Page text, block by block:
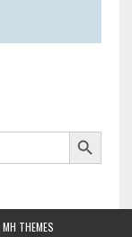
Botón de búsqueda
MH THEMES